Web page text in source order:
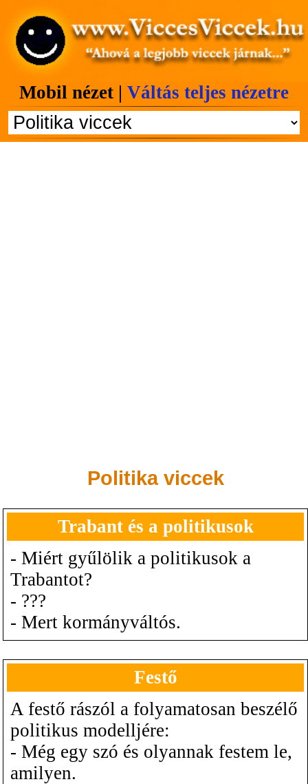
Mobil nézet | Váltás teljes nézetre
Politika viccek
Trabant és a politikusok
- Miért gyűlölik a politikusok a
Trabantot?
- ???
- Mert kormányváltós.
Festő
A festő rászól a folyamatosan beszélő
politikus modelljére:
- Még egy szó és olyannak festem le,
amilyen.